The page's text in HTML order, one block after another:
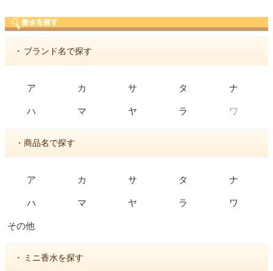
・ ブランド名で探す
ア カ サ タ ナ
ハ マ ヤ ラ ワ
・商品名で探す
ア カ サ タ ナ
ハ マ ヤ ラ ワ
その他
・ ミニ香水を探す